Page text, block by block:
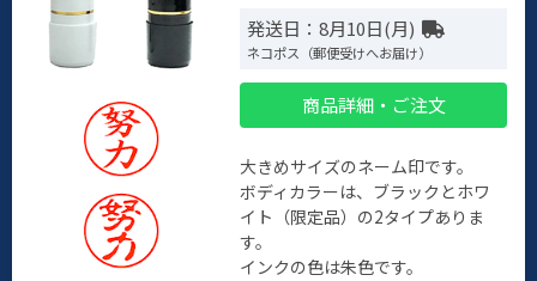
発送日：8月10日(月)
ネコポス（郵便受けへお届け）
商品詳細・ご注文
大きめサイズのネーム印です。
ボディカラーは、ブラックとホワ
イト（限定品）の2タイプありま
す。
インクの色は朱色です。